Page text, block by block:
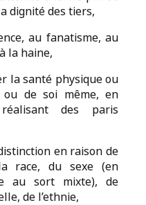
dignité des tiers,
au fanatisme, au
la haine,
la santé physique ou
ou de soi même, en
des paris
en raison de
race, du sexe (en
au sort mixte), de
de l’ethnie,